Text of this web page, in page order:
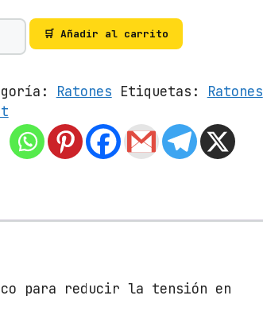
🛒 Añadir al carrito
Ratones Etiquetas: Ratones
para reducir la tensión en